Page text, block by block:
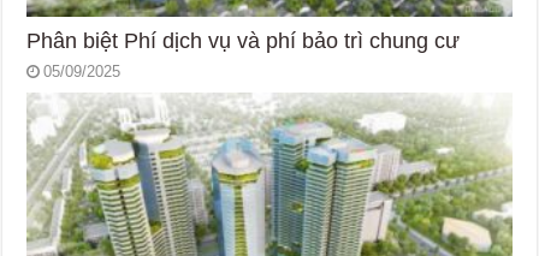
Phân biệt Phí dịch vụ và phí bảo trì chung cư
05/09/2025